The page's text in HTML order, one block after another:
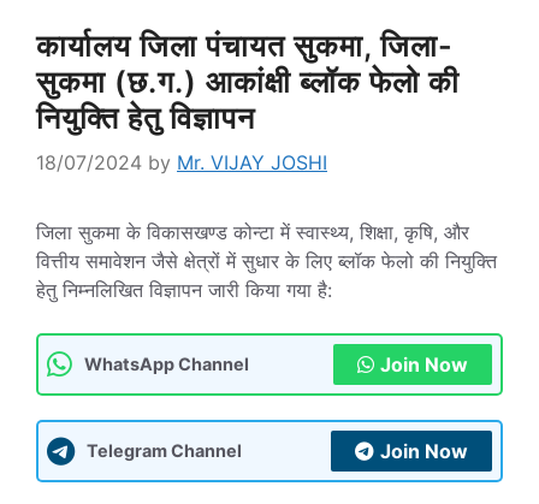
कार्यालय जिला पंचायत सुकमा, जिला-
सुकमा (छ.ग.) आकांक्षी ब्लॉक फेलो की
नियुक्ति हेतु विज्ञापन
18/07/2024 by Mr. VIJAY JOSHI
जिला सुकमा के विकासखण्ड कोन्टा में स्वास्थ्य, शिक्षा, कृषि, और
वित्तीय समावेशन जैसे क्षेत्रों में सुधार के लिए ब्लॉक फेलो की नियुक्ति
हेतु निम्नलिखित विज्ञापन जारी किया गया है:
WhatsApp Channel Join Now
Telegram Channel Join Now